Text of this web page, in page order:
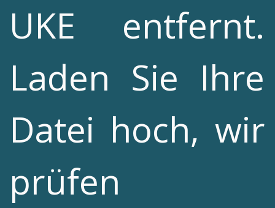
UKE entfernt.
Laden Sie Ihre
Datei hoch, wir
prüfen